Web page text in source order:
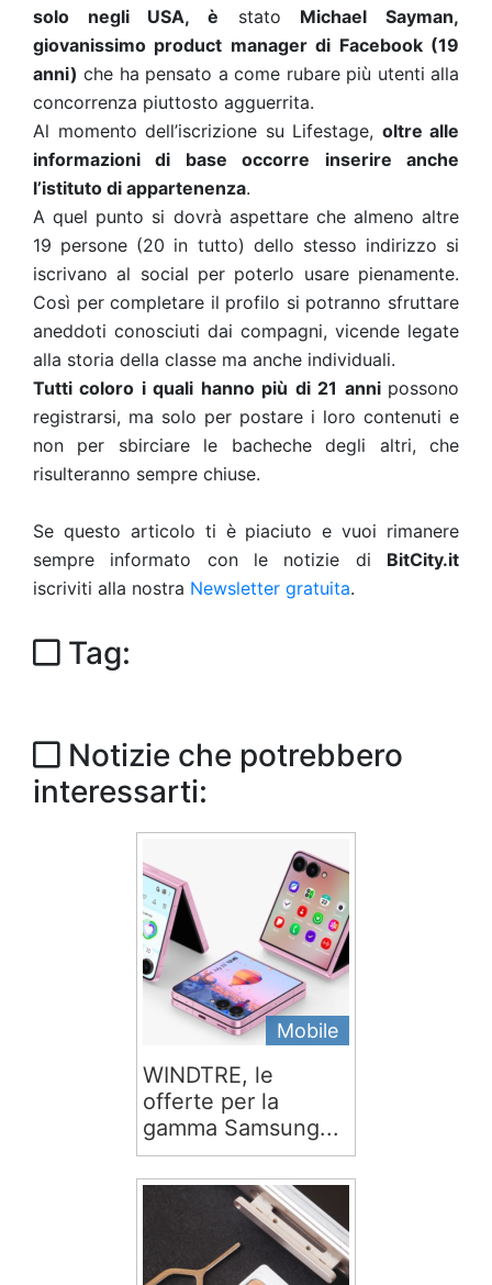
solo negli USA, è stato Michael Sayman,
giovanissimo product manager di Facebook (19
anni) che ha pensato a come rubare più utenti alla
concorrenza piuttosto agguerrita.
Al momento dell’iscrizione su Lifestage, oltre alle
informazioni di base occorre inserire anche
l’istituto di appartenenza.
A quel punto si dovrà aspettare che almeno altre
19 persone (20 in tutto) dello stesso indirizzo si
iscrivano al social per poterlo usare pienamente.
Così per completare il profilo si potranno sfruttare
aneddoti conosciuti dai compagni, vicende legate
alla storia della classe ma anche individuali.
Tutti coloro i quali hanno più di 21 anni possono
registrarsi, ma solo per postare i loro contenuti e
non per sbirciare le bacheche degli altri, che
risulteranno sempre chiuse.
Se questo articolo ti è piaciuto e vuoi rimanere
sempre informato con le notizie di BitCity.it
iscriviti alla nostra Newsletter gratuita.
Tag:
Notizie che potrebbero
interessarti:
Mobile
WINDTRE, le
offerte per la
gamma Samsung...